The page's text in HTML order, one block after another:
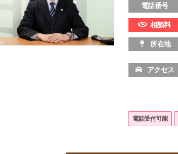
電話番号
相談料
所在地
アクセス
電話受付可能